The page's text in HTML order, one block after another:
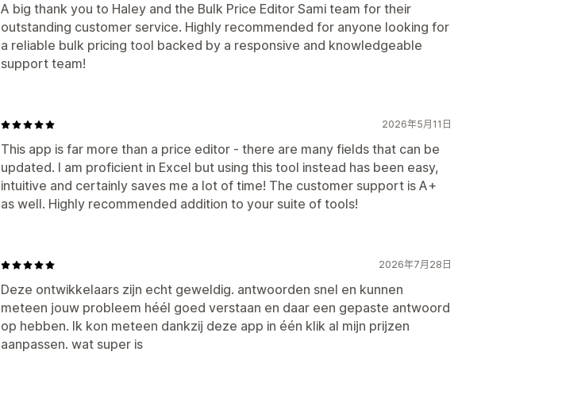
A big thank you to Haley and the Bulk Price Editor Sami team for their
outstanding customer service. Highly recommended for anyone looking for
a reliable bulk pricing tool backed by a responsive and knowledgeable
support team!
2026年5月11日
This app is far more than a price editor - there are many fields that can be
updated. I am proficient in Excel but using this tool instead has been easy,
intuitive and certainly saves me a lot of time! The customer support is A+
as well. Highly recommended addition to your suite of tools!
2026年7月28日
Deze ontwikkelaars zijn echt geweldig. antwoorden snel en kunnen
meteen jouw probleem héél goed verstaan en daar een gepaste antwoord
op hebben. Ik kon meteen dankzij deze app in één klik al mijn prijzen
aanpassen. wat super is